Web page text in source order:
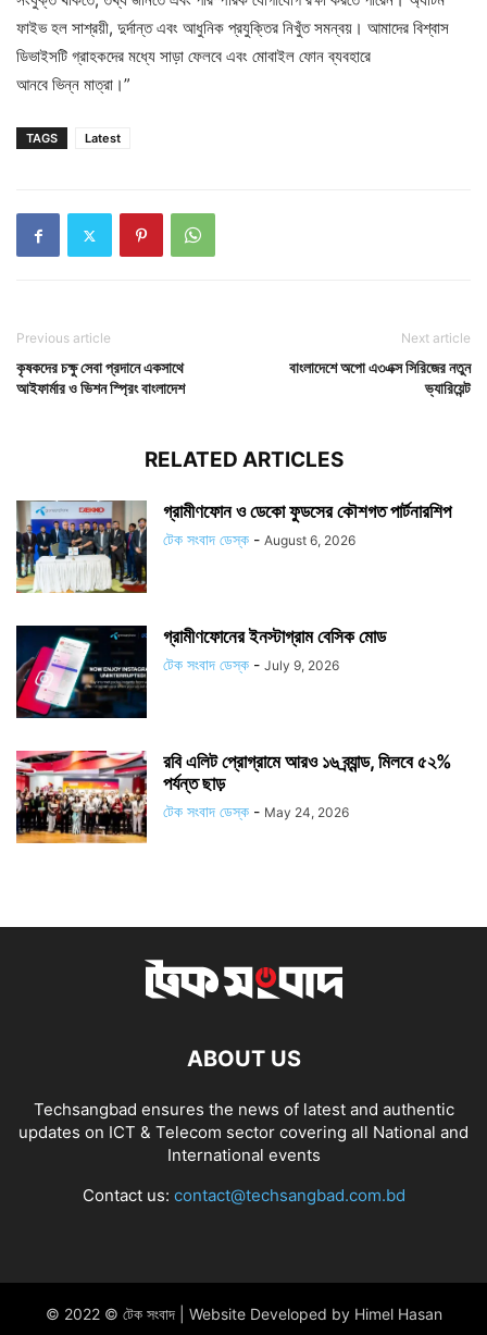
ফাইভ হল সাশ্রয়ী, দুর্দান্ত এবং আধুনিক প্রযুক্তির নিখুঁত সমন্বয়। আমাদের বিশ্বাস
ডিভাইসটি গ্রাহকদের মধ্যে সাড়া ফেলবে এবং মোবাইল ফোন ব্যবহারে
আনবে ভিন্ন মাত্রা।”
TAGS Latest
Previous article
কৃষকদের চক্ষু সেবা প্রদানে একসাথে
আইফার্মার ও ভিশন স্প্রিং বাংলাদেশ
Next article
বাংলাদেশে অপো এ৩এক্স সিরিজের নতুন
ভ্যারিয়েন্ট
RELATED ARTICLES
গ্রামীণফোন ও ডেকো ফুডসের কৌশগত পার্টনারশিপ
টেক সংবাদ ডেস্ক - August 6, 2026
গ্রামীণফোনের ইনস্টাগ্রাম বেসিক মোড
টেক সংবাদ ডেস্ক - July 9, 2026
রবি এলিট প্রোগ্রামে আরও ১৬ ব্র্যান্ড, মিলবে ৫২%
পর্যন্ত ছাড়
টেক সংবাদ ডেস্ক - May 24, 2026
ABOUT US
Techsangbad ensures the news of latest and authentic
updates on ICT & Telecom sector covering all National and
International events
Contact us: contact@techsangbad.com.bd
© 2022 © টেক সংবাদ | Website Developed by Himel Hasan